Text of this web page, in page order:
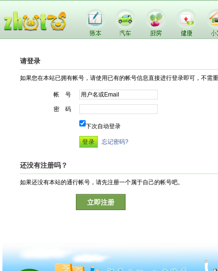
请登录
如果您在本站已拥有帐号，请使用已有的帐号信息直接进行登录即可，不需
帐 号
密 码
下次自动登录
忘记密码?
还没有注册吗？
如果还没有本站的通行帐号，请先注册一个属于自己的帐号吧。
立即注册